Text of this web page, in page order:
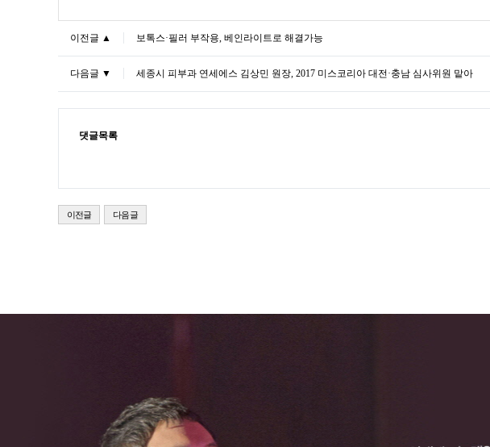
이전글 ▲ 보톡스·필러 부작용, 베인라이트로 해결가능
다음글 ▼ 세종시 피부과 연세에스 김상민 원장, 2017 미스코리아 대전·충남 심사위원 맡아
댓글목록
이전글 다음글